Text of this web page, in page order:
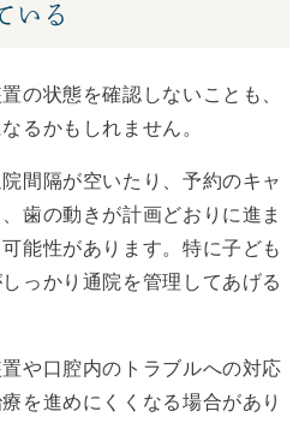
いる
の状態を確認しないことも、
るかもしれません。
間隔が空いたり、予約のキャ
歯の動きが計画どおりに進ま
能性があります。特に子ども
っかり通院を管理してあげる
や口腔内のトラブルへの対応
を進めにくくなる場合があり